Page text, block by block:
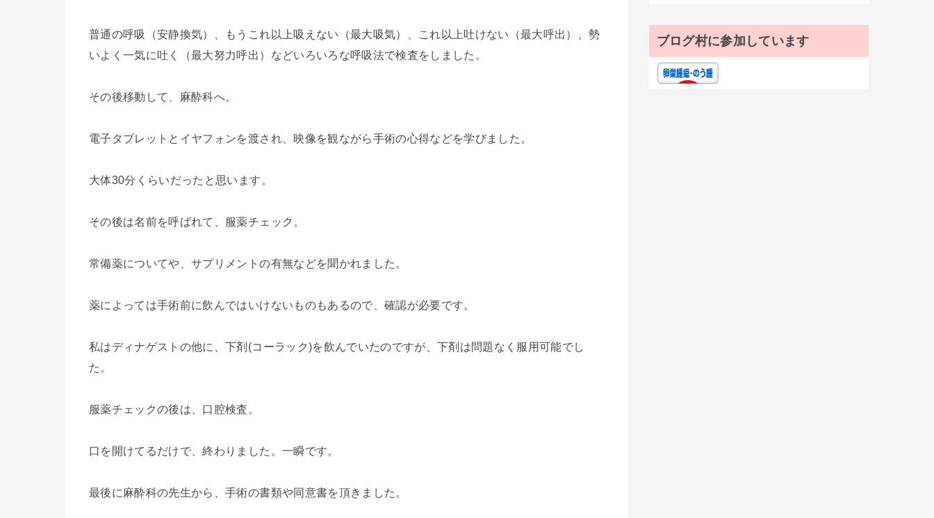
普通の呼吸（安静換気）、もうこれ以上吸えない（最大吸気）、これ以上吐けない（最大呼出）、勢
いよく一気に吐く（最大努力呼出）などいろいろな呼吸法で検査をしました。
その後移動して、麻酔科へ。
電子タブレットとイヤフォンを渡され、映像を観ながら手術の心得などを学びました。
大体30分くらいだったと思います。
その後は名前を呼ばれて、服薬チェック。
常備薬についてや、サプリメントの有無などを聞かれました。
薬によっては手術前に飲んではいけないものもあるので、確認が必要です。
私はディナゲストの他に、下剤(コーラック)を飲んでいたのですが、下剤は問題なく服用可能でし
た。
服薬チェックの後は、口腔検査。
口を開けてるだけで、終わりました。一瞬です。
最後に麻酔科の先生から、手術の書類や同意書を頂きました。
ブログ村に参加しています